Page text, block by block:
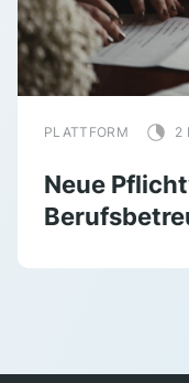
PLATTFORM 2
Neue